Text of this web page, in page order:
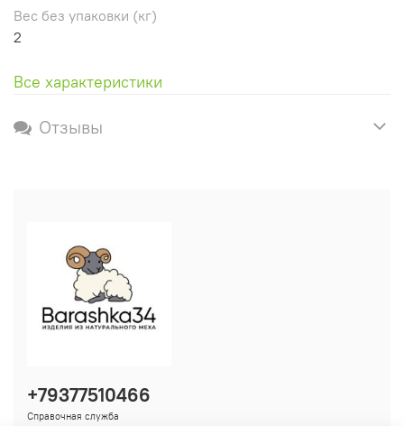
Вес без упаковки (кг)
2
Все характеристики
Отзывы
+79377510466
Справочная служба